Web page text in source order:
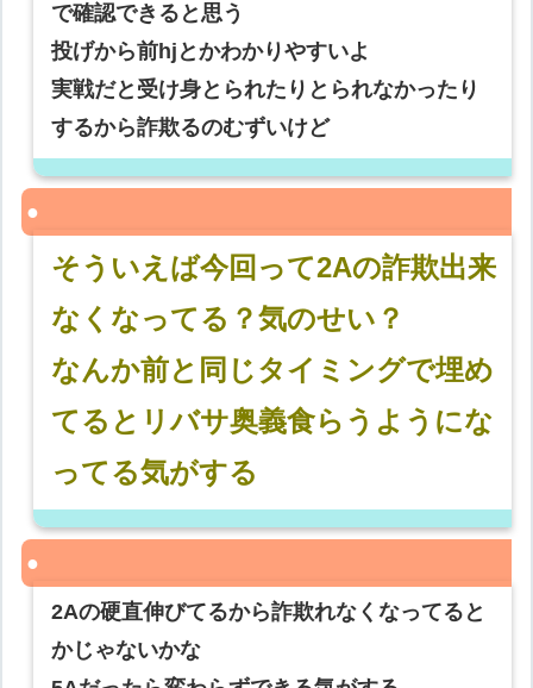
で確認できると思う
投げから前hjとかわかりやすいよ
実戦だと受け身とられたりとられなかったり
するから詐欺るのむずいけど
そういえば今回って2Aの詐欺出来
なくなってる？気のせい？
なんか前と同じタイミングで埋め
てるとリバサ奥義食らうようにな
ってる気がする
2Aの硬直伸びてるから詐欺れなくなってると
かじゃないかな